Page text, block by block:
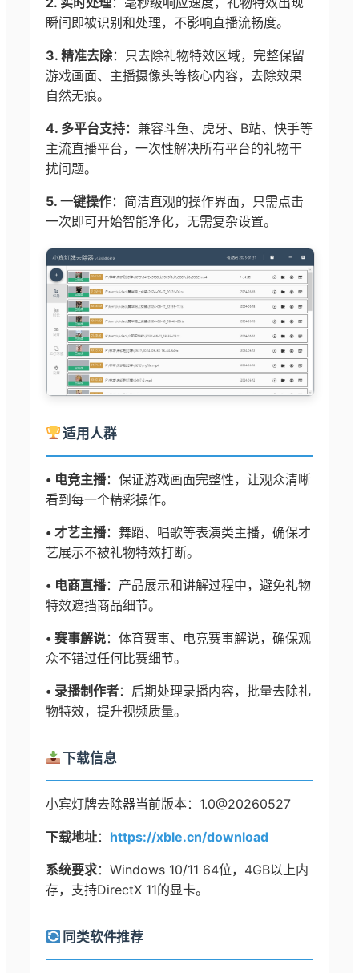
瞬间即被识别和处理，不影响直播流畅度。
3. 精准去除：只去除礼物特效区域，完整保留
游戏画面、主播摄像头等核心内容，去除效果
自然无痕。
4. 多平台支持：兼容斗鱼、虎牙、B站、快手等
主流直播平台，一次性解决所有平台的礼物干
扰问题。
5. 一键操作：简洁直观的操作界面，只需点击
一次即可开始智能净化，无需复杂设置。
适用人群
• 电竞主播：保证游戏画面完整性，让观众清晰
看到每一个精彩操作。
• 才艺主播：舞蹈、唱歌等表演类主播，确保才
艺展示不被礼物特效打断。
• 电商直播：产品展示和讲解过程中，避免礼物
特效遮挡商品细节。
• 赛事解说：体育赛事、电竞赛事解说，确保观
众不错过任何比赛细节。
• 录播制作者：后期处理录播内容，批量去除礼
物特效，提升视频质量。
下载信息
小宾灯牌去除器当前版本：1.0@20260527
下载地址： https://xble.cn/download
系统要求：Windows 10/11 64位，4GB以上内
存，支持DirectX 11的显卡。
同类软件推荐